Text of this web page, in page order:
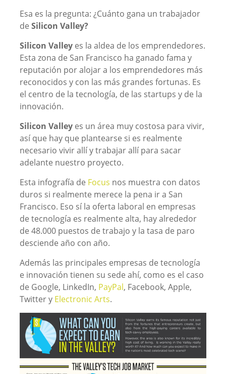
Esa es la pregunta: ¿Cuánto gana un trabajador
de Silicon Valley?
Silicon Valley es la aldea de los emprendedores.
Esta zona de San Francisco ha ganado fama y
reputación por alojar a los emprendedores más
reconocidos y con las más grandes fortunas. Es
el centro de la tecnología, de las startups y de la
innovación.
Silicon Valleyes un área muy costosa para vivir,
así que hay que plantearse si es realmente
necesario vivir allí y trabajar allí para sacar
adelante nuestro proyecto.
Esta infografía de Focus nos muestra con datos
duros si realmente merece la pena ir a San
Francisco. Eso sí la oferta laboral en empresas
de tecnología es realmente alta, hay alrededor
de 48.000 puestos de trabajo y la tasa de paro
desciende año con año.
Además las principales empresas de tecnología
e innovación tienen su sede ahí, como es el caso
de Google, LinkedIn, PayPal, Facebook, Apple,
Twitter y Electronic Arts.